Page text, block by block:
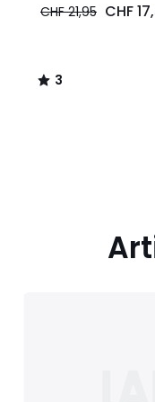
17,56
CHF
CHF 21,95 CHF
3
/